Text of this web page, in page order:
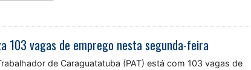
103 vagas de emprego nesta segunda-feira
de Caraguatatuba (PAT) está com 103 vagas de